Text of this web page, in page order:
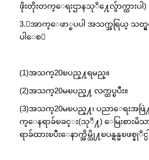
ဖိုးတိုးတက္ေရးဌာနသုိ႔ေလွ်ာက္ထားပါ)
3.ေအာက္ေဖာ္ၿပပါ အသက္အရြယ္ သတ္
ပါေစ：
(1)အသက္20ၿပည္႔ရမည္။
(2)အသက္20မၿပည္႔ လက္ထပ္ၿပီး။
(3)အသက္20မၿပည္႔၊ ပညာေရးအဖ
က္ေနရာခ်ၿခင္း(သုိ႔) ေမြးစားမိသ
ရာခ်ထားၿပီးေနာက္အိမ္သို႔ၿပန္ရန္မၿဖစ္နုိင္ပ